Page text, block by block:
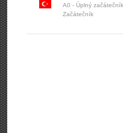
A0 - Úplný
Začátečník